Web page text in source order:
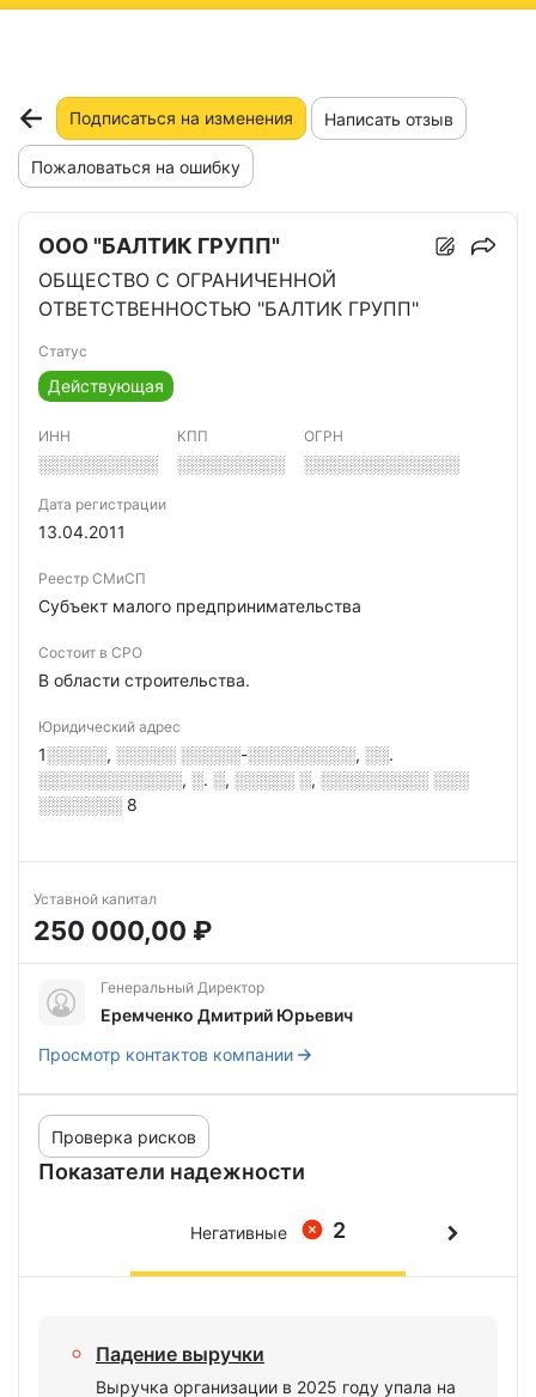
Подписаться на изменения Написать отзыв
Пожаловаться на ошибку
ООО "БАЛТИК ГРУПП"
ОБЩЕСТВО С ОГРАНИЧЕННОЙ
ОТВЕТСТВЕННОСТЬЮ "БАЛТИК ГРУПП"
Статус
Действующая
ИНН
░░░░░░░░░░
КПП
░░░░░░░░░
ОГРН
░░░░░░░░░░░░░
Дата регистрации
13.04.2011
Реестр СМиСП
Субъект малого предпринимательства
Состоит в СРО
В области строительства.
Юридический адрес
1░░░░░, ░░░░░ ░░░░░-░░░░░░░░░, ░░.
░░░░░░░░░░░░, ░. ░, ░░░░░ ░, ░░░░░░░░░ ░░░
░░░░░░░ 8
Уставной капитал
250 000,00 ₽
Генеральный Директор
Еремченко Дмитрий Юрьевич
Просмотр контактов компании
Показатели надежности
Проверка рисков
2
Негативные
Падение выручки
Выручка организации в 2025 году упала на